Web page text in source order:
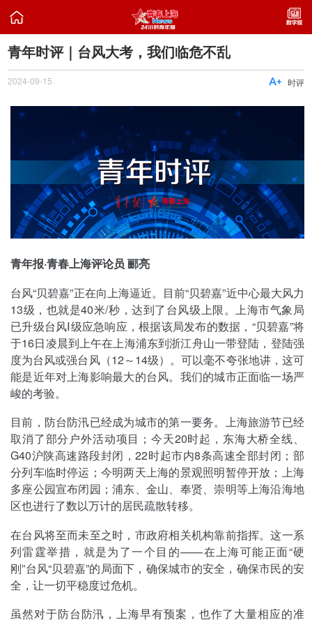

青年时评｜台风大考，我们临危不乱
2024-09-15 时评

青年报·青春上海评论员 郦亮
台风“贝碧嘉”正在向上海逼近。目前“贝碧嘉”近中心最大风力
13级，也就是40米/秒，达到了台风级上限。上海市气象局
已升级台风Ⅰ级应急响应，根据该局发布的数据，“贝碧嘉”将
于16日凌晨到上午在上海浦东到浙江舟山一带登陆，登陆强
度为台风或强台风（12～14级）。可以毫不夸张地讲，这可
能是近年对上海影响最大的台风。我们的城市正面临一场严
峻的考验。
目前，防台防汛已经成为城市的第一要务。上海旅游节已经
取消了部分户外活动项目；今天20时起，东海大桥全线、
G40沪陕高速路段封闭，22时起市内8条高速全部封闭；部
分列车临时停运；今明两天上海的景观照明暂停开放；上海
多座公园宣布闭园；浦东、金山、奉贤、崇明等上海沿海地
区也进行了数以万计的居民疏散转移。
在台风将至而未至之时，市政府相关机构靠前指挥。这一系
列雷霆举措，就是为了一个目的——在上海可能正面“硬
刚”台风“贝碧嘉”的局面下，确保城市的安全，确保市民的安
全，让一切平稳度过危机。
虽然对于防台防汛，上海早有预案，也作了大量相应的准